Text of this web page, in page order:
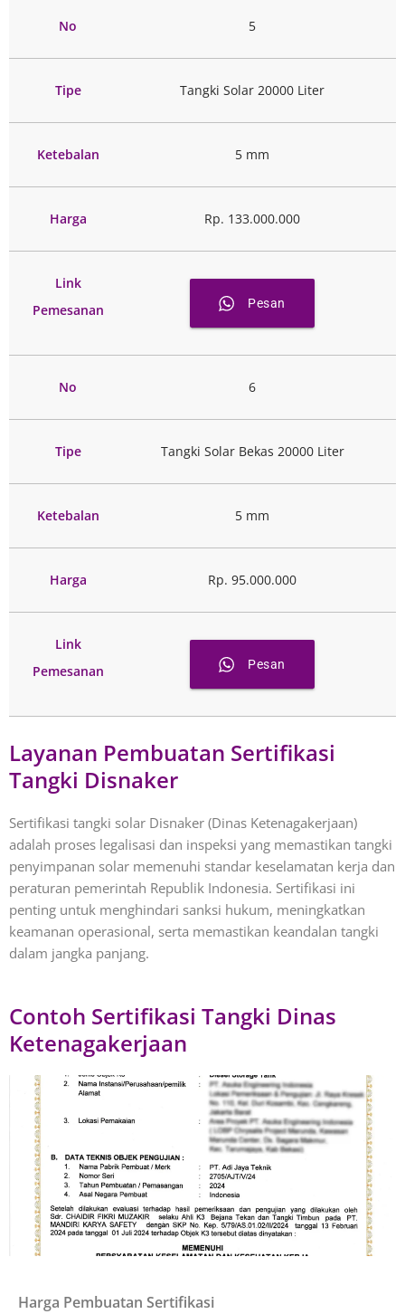
No 5
Tipe Tangki Solar 20000 Liter
Ketebalan 5 mm
Harga Rp. 133.000.000
Link
Pemesanan
Pesan
No 6
Tipe Tangki Solar Bekas 20000 Liter
Ketebalan 5 mm
Harga Rp. 95.000.000
Link
Pemesanan
Pesan
Layanan Pembuatan Sertifikasi
Tangki Disnaker
Sertifikasi tangki solar Disnaker (Dinas Ketenagakerjaan)
adalah proses legalisasi dan inspeksi yang memastikan tangki
penyimpanan solar memenuhi standar keselamatan kerja dan
peraturan pemerintah Republik Indonesia. Sertifikasi ini
penting untuk menghindari sanksi hukum, meningkatkan
keamanan operasional, serta memastikan keandalan tangki
dalam jangka panjang.
Contoh Sertifikasi Tangki Dinas
Ketenagakerjaan
Harga Pembuatan Sertifikasi